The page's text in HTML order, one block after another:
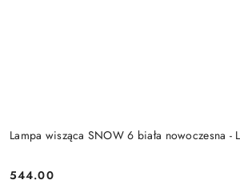
Lampa wisząca SNOW 6 biała nowoczesna -
Cena:
544.00